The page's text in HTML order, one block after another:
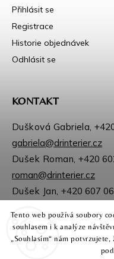
Tento web používá soubory
souhlasem i k analýze
„Souhlasím“ nám
Přihlásit se
Registrace
Historie objednávek
Odhlásit se
KONTAKT
Dušková Gabriela,
gabriela@drinterier.cz
Dušek Roman,+420
roman@drinterier.cz
Dušek Jan,+420 607
Sledujte nás na
Instagram